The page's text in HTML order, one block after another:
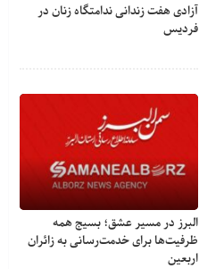
آزادی هفت زندانی ندامتگاه زنان در
فردیس
البرز در مسیر عشق؛ بسیج همه
ظرفیت‌ها برای خدمت‌رسانی به زائران
اربعین